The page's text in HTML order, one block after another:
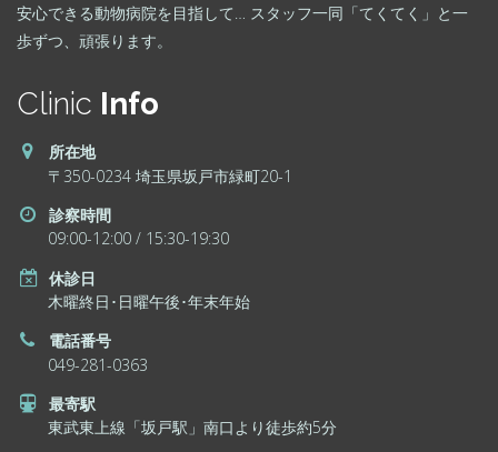
安心できる動物病院を目指して… スタッフ一同「てくてく」と一
歩ずつ、頑張ります。
Clinic Info
所在地
〒350-0234 埼玉県坂戸市緑町20-1
診察時間
09:00-12:00 / 15:30-19:30
休診日
木曜終日･日曜午後･年末年始
電話番号
049-281-0363
最寄駅
東武東上線「坂戸駅」南口より徒歩約5分